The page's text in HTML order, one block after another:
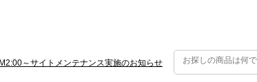
～サイトメンテナンス実施のお知らせ